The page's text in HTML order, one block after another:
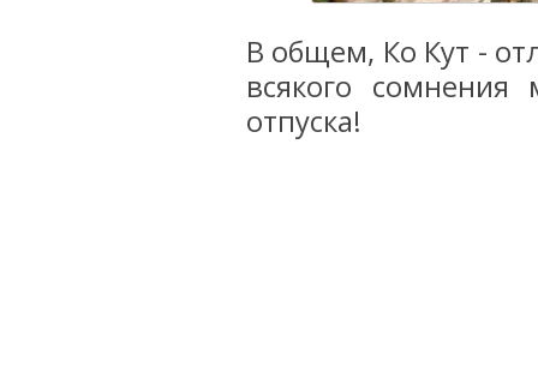
В общем, Ко Кут -
всякого
отпуска!